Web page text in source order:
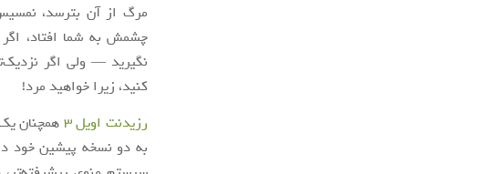
مرگ از آن بترسد،
چشمش به شما افتاد،
نگیرید — ولی اگر
کنید، زیرا خواهید مرد!
رزیدنت اویل ۳ همچنان
به دو نسخه پیشین خود